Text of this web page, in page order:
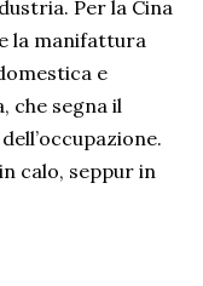
Per la Cina
la manifattura
e
che segna il
calo, seppur in